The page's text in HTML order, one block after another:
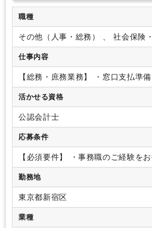
職種
その他（人事・総務） 、
仕事内容
【総務・庶務業務】 ・窓口支払準備
・ファイリング・データ入力 等
払関連業務（請求書チェック）
活かせる資格
公認会計士
応募条件
【必須要件】 ・事務職のご経験を
をお持ちの方目安：sum/ifなどの関
・PCの基本操作ができる方（office
勤務地
東京都新宿区
業種